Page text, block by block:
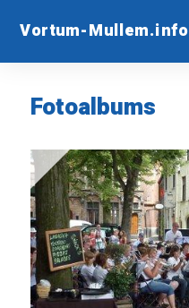
Vortum-Mullem.info
Fotoalbums